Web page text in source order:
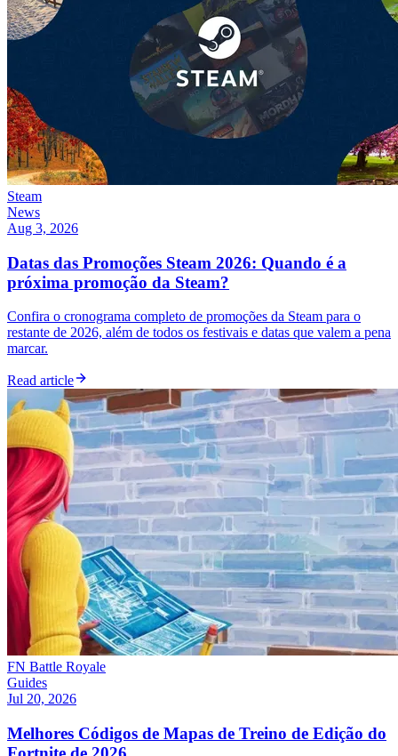
Steam
News
Aug 3, 2026
Datas das Promoções Steam 2026: Quando é a
próxima promoção da Steam?
Confira o cronograma completo de promoções da Steam para o
restante de 2026, além de todos os festivais e datas que valem a pena
marcar.
Read article
FN Battle Royale
Guides
Jul 20, 2026
Melhores Códigos de Mapas de Treino de Edição do